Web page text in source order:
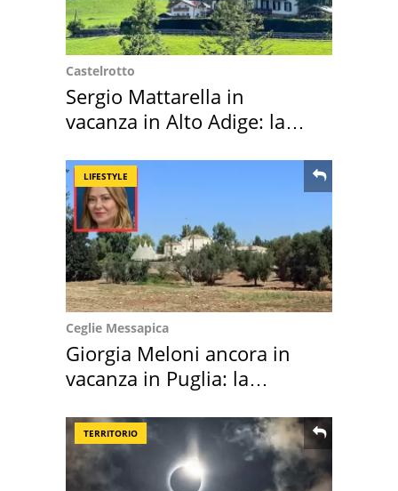
Castelrotto
Sergio Mattarella in
vacanza in Alto Adige: la
LIFESTYLE
Ceglie Messapica
Giorgia Meloni ancora in
vacanza in Puglia: la
TERRITORIO